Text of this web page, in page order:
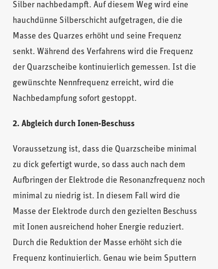
Silber nachbedampft. Auf diesem Weg wird eine
hauchdünne Silberschicht aufgetragen, die die
Masse des Quarzes erhöht und seine Frequenz
senkt. Während des Verfahrens wird die Frequenz
der Quarzscheibe kontinuierlich gemessen. Ist die
gewünschte Nennfrequenz erreicht, wird die
Nachbedampfung sofort gestoppt.
2. Abgleich durch Ionen-Beschuss
Voraussetzung ist, dass die Quarzscheibe minimal
zu dick gefertigt wurde, so dass auch nach dem
Aufbringen der Elektrode die Resonanzfrequenz noch
minimal zu niedrig ist. In diesem Fall wird die
Masse der Elektrode durch den gezielten Beschuss
mit Ionen ausreichend hoher Energie reduziert.
Durch die Reduktion der Masse erhöht sich die
Frequenz kontinuierlich. Genau wie beim Sputtern